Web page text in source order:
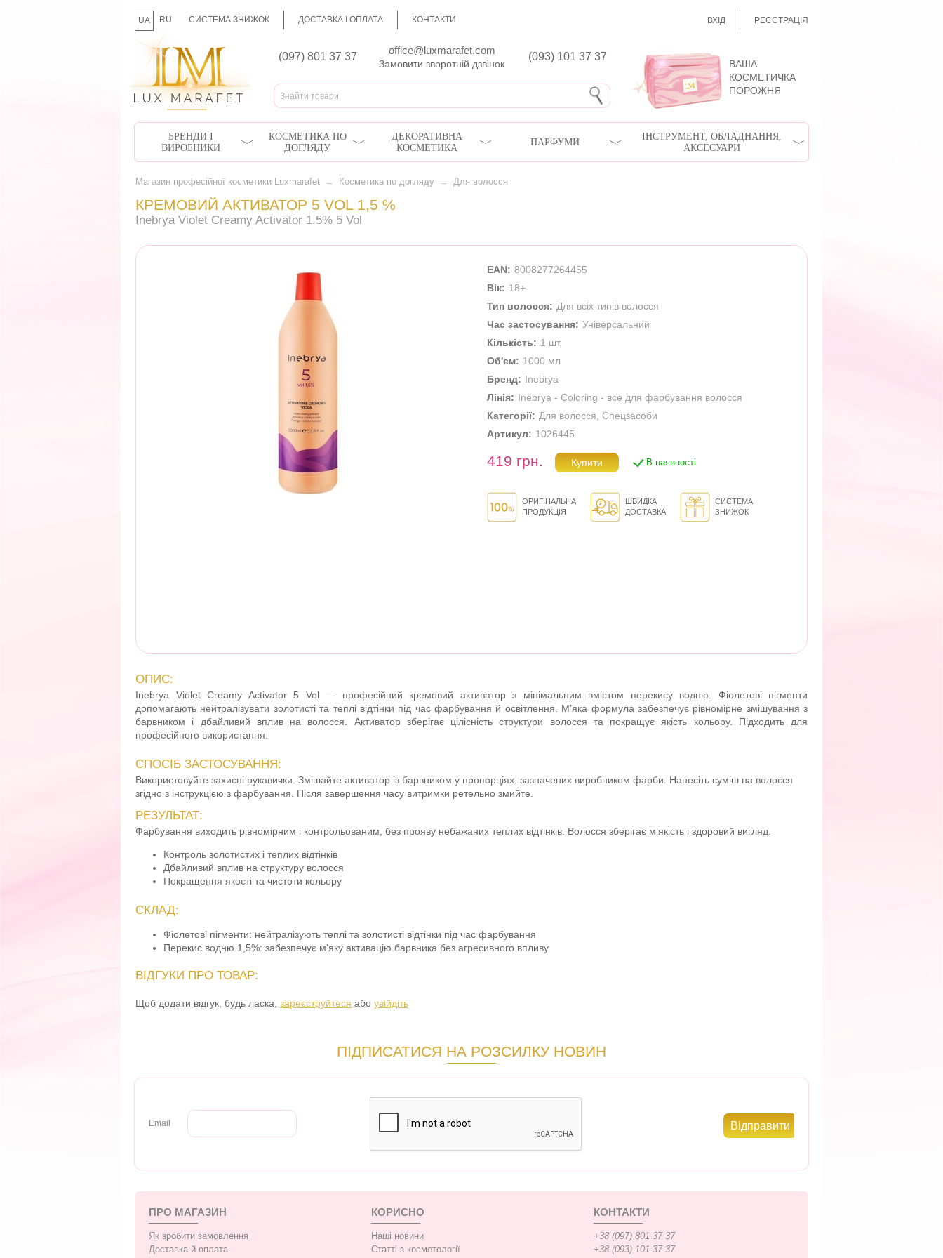
UA RU СИСТЕМА ЗНИЖОК ДОСТАВКА І ОПЛАТА КОНТАКТИ ВХІД РЕЄСТРАЦІЯ
(097) 801 37 37
office@luxmarafet.com
(093) 101 37 37
Замовити зворотній дзвінок
ВАША
КОСМЕТИЧКА
ПОРОЖНЯ
БРЕНДИ І
ВИРОБНИКИ
КОСМЕТИКА ПО
ДОГЛЯДУ
ДЕКОРАТИВНА
КОСМЕТИКА
ПАРФУМИ
ІНСТРУМЕНТ, ОБЛАДНАННЯ,
АКСЕСУАРИ
Магазин професійної косметики Luxmarafet → Косметика по догляду → Для волосся
КРЕМОВИЙ АКТИВАТОР 5 VOL 1,5 %
Inebrya Violet Creamy Activator 1.5% 5 Vol
EAN: 8008277264455
Вік: 18+
Тип волосся: Для всіх типів волосся
Час застосування: Універсальний
Кількість: 1 шт.
Об'єм: 1000 мл
Бренд: Inebrya
Лінія: Inebrya - Coloring - все для фарбування волосся
Категорії: Для волосся Спецзасоби
Артикул: 1026445
419 грн. В наявності
ОРИГІНАЛЬНА
ПРОДУКЦІЯ
ШВИДКА
ДОСТАВКА
СИСТЕМА
ЗНИЖОК
ОПИС:
Inebrya Violet Creamy Activator 5 Vol — професійний кремовий активатор з мінімальним вмістом перекису водню. Фіолетові пігменти
допомагають нейтралізувати золотисті та теплі відтінки під час фарбування й освітлення. М’яка формула забезпечує рівномірне змішування з
барвником і дбайливий вплив на волосся. Активатор зберігає цілісність структури волосся та покращує якість кольору. Підходить для
професійного використання.
СПОСІБ ЗАСТОСУВАННЯ:
Використовуйте захисні рукавички. Змішайте активатор із барвником у пропорціях, зазначених виробником фарби. Нанесіть суміш на волосся
згідно з інструкцією з фарбування. Після завершення часу витримки ретельно змийте.
РЕЗУЛЬТАТ:
Фарбування виходить рівномірним і контрольованим, без прояву небажаних теплих відтінків. Волосся зберігає м’якість і здоровий вигляд.
Контроль золотистих і теплих відтінків
Дбайливий вплив на структуру волосся
Покращення якості та чистоти кольору
СКЛАД:
Фіолетові пігменти: нейтралізують теплі та золотисті відтінки під час фарбування
Перекис водню 1,5%: забезпечує м’яку активацію барвника без агресивного впливу
ВІДГУКИ ПРО ТОВАР:
Щоб додати відгук, будь ласка, зареєструйтеся або увійдіть
ПІДПИСАТИСЯ НА РОЗСИЛКУ НОВИН
Email
ПРО МАГАЗИН
Як зробити замовлення
Доставка й оплата
КОРИСНО
Наші новини
Статті з косметології
КОНТАКТИ
+38 (097) 801 37 37
+38 (093) 101 37 37